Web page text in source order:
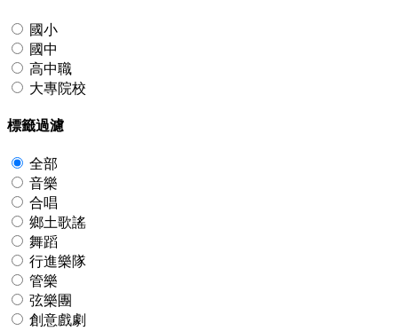
國小
國中
高中職
大專院校
標籤過濾
全部
音樂
合唱
鄉土歌謠
舞蹈
行進樂隊
管樂
弦樂團
創意戲劇